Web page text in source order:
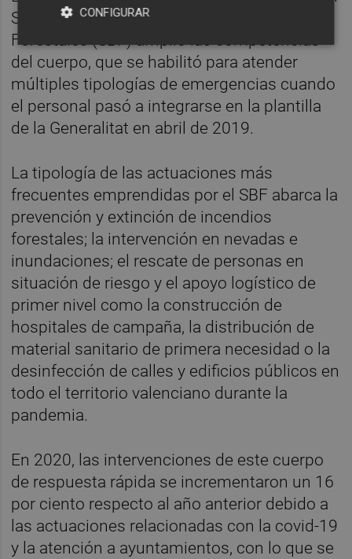
Servicio de Bomberos y Bomberas
Forestales (SBF) amplió las competencias
del cuerpo, que se habilitó para atender
múltiples tipologías de emergencias cuando
el personal pasó a integrarse en la plantilla
de la Generalitat en abril de 2019.
La tipología de las actuaciones más
frecuentes emprendidas por el SBF abarca la
prevención y extinción de incendios
forestales; la intervención en nevadas e
inundaciones; el rescate de personas en
situación de riesgo y el apoyo logístico de
primer nivel como la construcción de
hospitales de campaña, la distribución de
material sanitario de primera necesidad o la
desinfección de calles y edificios públicos en
todo el territorio valenciano durante la
pandemia.
En 2020, las intervenciones de este cuerpo
de respuesta rápida se incrementaron un 16
por ciento respecto al año anterior debido a
las actuaciones relacionadas con la covid-19
y la atención a ayuntamientos, con lo que se
CONFIGURAR